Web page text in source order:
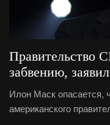
Правительство
забвению,
Илон Маск опасается,
американского